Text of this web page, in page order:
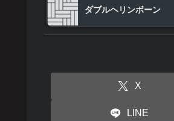
ダブルヘリンボーン
X
LINE